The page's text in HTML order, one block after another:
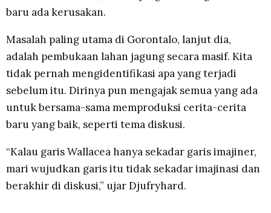
baru ada kerusakan.
Masalah paling utama di Gorontalo, lanjut dia,
adalah pembukaan lahan jagung secara masif. Kita
tidak pernah mengidentifikasi apa yang terjadi
sebelum itu. Dirinya pun mengajak semua yang ada
untuk bersama-sama memproduksi cerita-cerita
baru yang baik, seperti tema diskusi.
“Kalau garis Wallacea hanya sekadar garis imajiner,
mari wujudkan garis itu tidak sekadar imajinasi dan
berakhir di diskusi,” ujar Djufryhard.